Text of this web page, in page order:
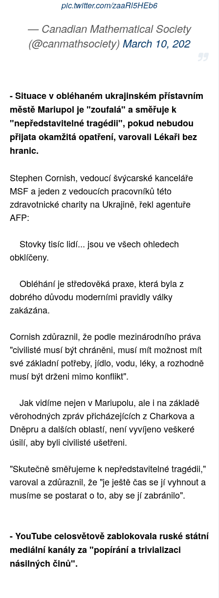
pic.twitter.com/zaaRl5HEb6
— Canadian Mathematical Society
(@canmathsociety) March 10, 202
- Situace v obléhaném ukrajinském přístavním
městě Mariupol je "zoufalá" a směřuje k
"nepředstavitelné tragédii", pokud nebudou
přijata okamžitá opatření, varovali Lékaři bez
hranic.
Stephen Cornish, vedoucí švýcarské kanceláře
MSF a jeden z vedoucích pracovníků této
zdravotnické charity na Ukrajině, řekl agentuře
AFP:
Stovky tisíc lidí... jsou ve všech ohledech
obklíčeny.
Obléhání je středověká praxe, která byla z
dobrého důvodu moderními pravidly války
zakázána.
Cornish zdůraznil, že podle mezinárodního práva
"civilisté musí být chráněni, musí mít možnost mít
své základní potřeby, jídlo, vodu, léky, a rozhodně
musí být drženi mimo konflikt".
Jak vidíme nejen v Mariupolu, ale i na základě
věrohodných zpráv přicházejících z Charkova a
Dněpru a dalších oblastí, není vyvíjeno veškeré
úsilí, aby byli civilisté ušetřeni.
"Skutečně směřujeme k nepředstavitelné tragédii,"
varoval a zdůraznil, že "je ještě čas se jí vyhnout a
musíme se postarat o to, aby se jí zabránilo".
- YouTube celosvětově zablokovala ruské státní
mediální kanály za "popírání a trivializaci
násilných činů".